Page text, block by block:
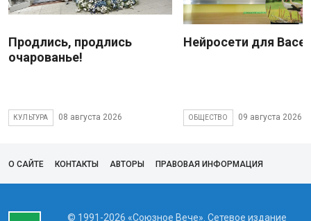
Продлись, продлись
очарованье!
КУЛЬТУРА 08 августа 2026
Нейросети для
ОБЩЕСТВО 09 августа 2026
О САЙТЕ КОНТАКТЫ АВТОРЫ ПРАВОВАЯ ИНФОРМАЦИЯ
© 1991-2026 «Союзное Вече». Сетевое издание